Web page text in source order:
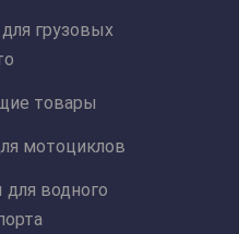
грузовых
товары
мотоциклов
водного